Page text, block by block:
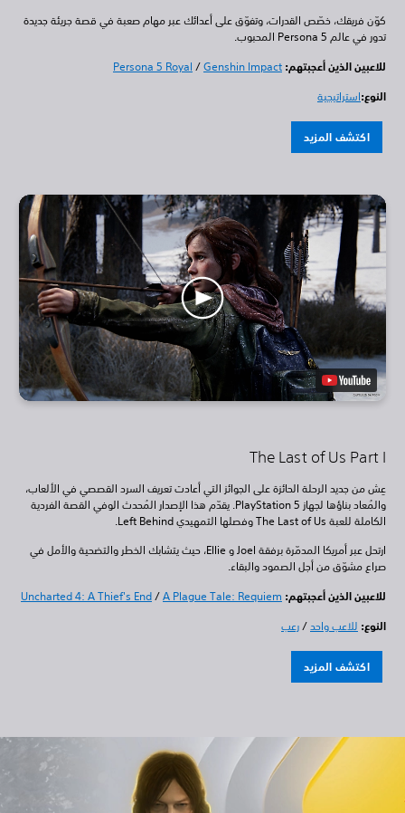
كوّن فريقك، خصّص القدرات، وتفوّق على أعدائك عبر مهام صعبة في قصة جريئة جديدة
تدور في عالم Persona 5 المحبوب.
للاعبين الذين أعجبتهم: Persona 5 Royal/Genshin Impact
النوع:استراتيجية
اكتشف المزيد
The Last of Us Part I
عِش من جديد الرحلة الحائزة على الجوائز التي أعادت تعريف السرد القصصي في الألعاب،
والمُعاد بناؤها لجهاز PlayStation 5. يقدّم هذا الإصدار المُحدث الوفي القصة الفردية
الكاملة للعبة The Last of Us وفصلها التمهيدي Left Behind.
ارتحل عبر أمريكا المدمّرة برفقة Joel و Ellie، حيث يتشابك الخطر والتضحية والأمل في
صراع مشوّق من أجل الصمود والبقاء.
للاعبين الذين أعجبتهم: Uncharted 4: A Thief's End /A Plague Tale: Requiem
النوع:للاعب واحد/رعب
اكتشف المزيد